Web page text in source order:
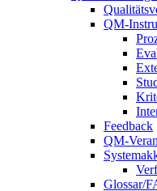
QM-
Feedback
QM-
Glossar/